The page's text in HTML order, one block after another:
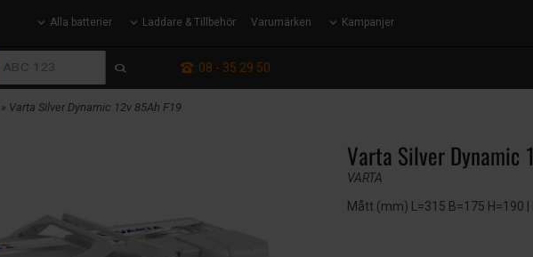
Alla batterier Laddare & Tillbehör Varumärken Kampanjer
: 08 - 35 29 50
» Varta Silver Dynamic 12v 85Ah F19
Varta Silver Dynamic
VARTA
Mått (mm) L=315 B=175 H=190 |